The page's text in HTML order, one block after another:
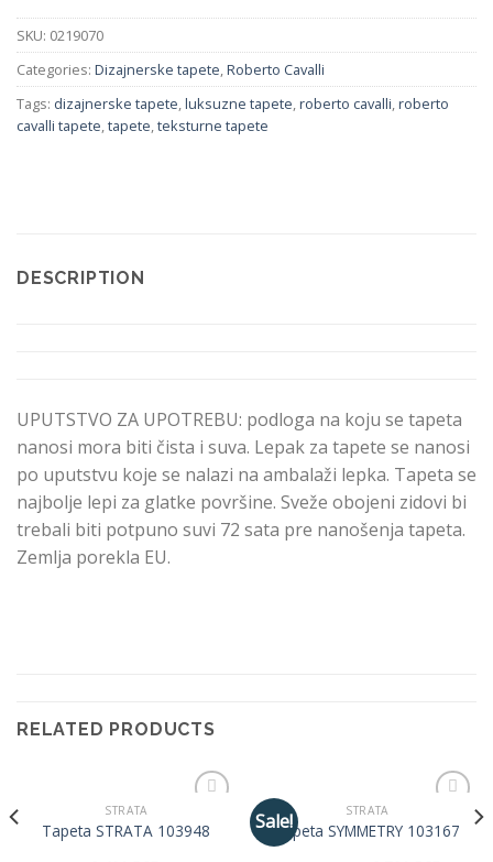
SKU: 0219070
Categories: Dizajnerske tapete,Roberto Cavalli
Tags: dizajnerske tapete,luksuzne tapete,roberto cavalli,roberto
cavalli tapete,tapete,teksturne tapete
DESCRIPTION
UPUTSTVO ZA UPOTREBU: podloga na koju se tapeta
nanosi mora biti čista i suva. Lepak za tapete se nanosi
po uputstvu koje se nalazi na ambalaži lepka. Tapeta se
najbolje lepi za glatke površine. Sveže obojeni zidovi bi
trebali biti potpuno suvi 72 sata pre nanošenja tapeta.
Zemlja porekla EU.
RELATED PRODUCTS
u listu
STRATA
Tapeta STRATA 103948
Sale!
u listu
STRATA
Tapeta SYMMETRY 103167